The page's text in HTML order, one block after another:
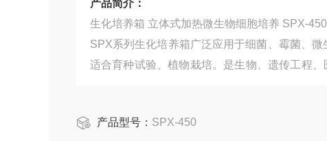
产品简介：
生化培养箱 立体式加热微生物细胞培养 SPX-450
SPX系列生化培养箱广泛应用于细菌、霉菌、
适合育种试验、植物栽培。是生物、遗传工程
产品型号： SPX-450